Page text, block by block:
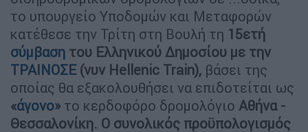
το υπουργείο Υποδομών και Μεταφορών
κατέθεσε την Τρίτη στη Βουλή τη 15ετή
σύμβαση του Ελληνικού Δημοσίου με την
ΤΡΑΙΝΟΣΕ (νυν Hellenic Train), βάσει της
οποίας θα εξακολουθήσει να επιδοτείται ως
«άγονο» το κερδοφόρο δρομολόγιο Αθήνα -
Θεσσαλονίκη. O συνολικός προϋπολογισμός